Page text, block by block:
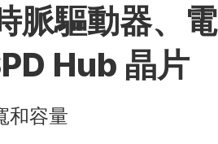
脈驅動器、電
Hub 晶片
和容量